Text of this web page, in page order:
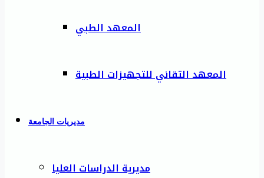
المعهد الطبي
المعهد التقاني للتجهيزات الطبية
مديريات الجامعة
مديرية الدراسات العليا